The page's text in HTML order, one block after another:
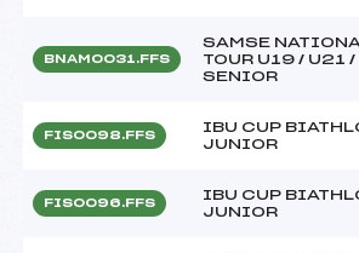
BNAM0031.FFS
SAMSE
TOUR U19 / U21 /
SENIOR
FIS0098.FFS
IBU CUP
JUNIOR
FIS0096.FFS
IBU CUP
JUNIOR